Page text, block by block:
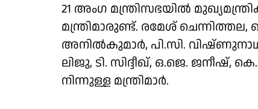
21 അംഗ മന്ത്രിസഭയിൽ
മന്ത്രിമാരുണ്ട്. രമേശ്
അനിൽകുമാർ, പി.സി.
ലിജു, ടി. സിദ്ദീഖ്, ഒ.ജെ.
നിന്നുള്ള മന്ത്രിമാർ.